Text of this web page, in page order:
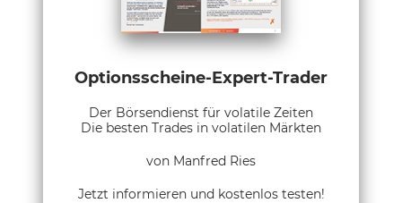
Optionsscheine-Expert-Trader
Der Börsendienst für volatile Zeiten
Die besten Trades in volatilen Märkten
von Manfred Ries
Jetzt informieren und kostenlos testen!